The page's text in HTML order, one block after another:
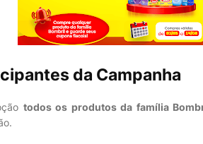
da Campanha
todos os produtos da família